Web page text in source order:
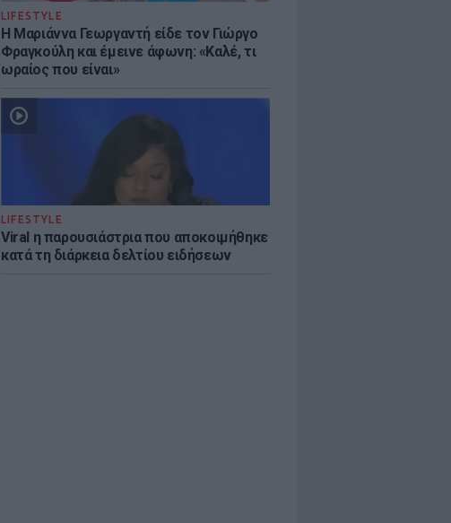
LIFESTYLE
Η Μαριάννα Γεωργαντή είδε τον Γιώργο
Φραγκούλη και έμεινε άφωνη: «Καλέ, τι
ωραίος που είναι»
LIFESTYLE
Viral η παρουσιάστρια που αποκοιμήθηκε
κατά τη διάρκεια δελτίου ειδήσεων